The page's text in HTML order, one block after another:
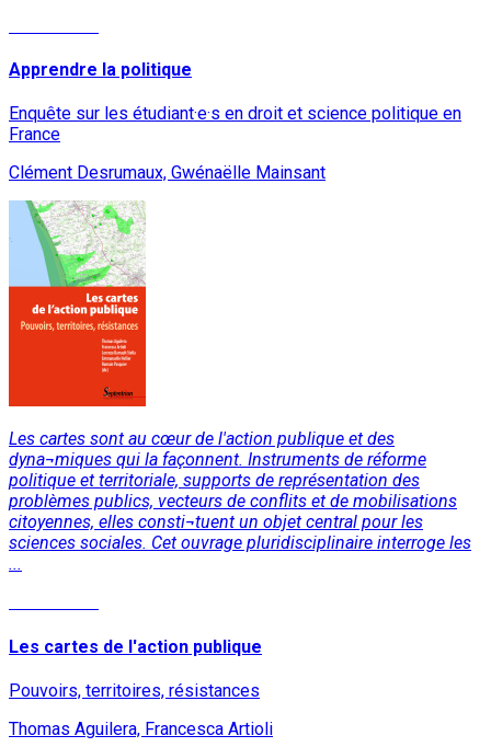
Apprendre la politique
Enquête sur les étudiant·e·s en droit et science politique en
France
Clément Desrumaux, Gwénaëlle Mainsant
Les cartes sont au cœur de l'action publique et des
dyna¬miques qui la façonnent. Instruments de réforme
politique et territoriale, supports de représentation des
problèmes publics, vecteurs de conflits et de mobilisations
citoyennes, elles consti¬tuent un objet central pour les
sciences sociales. Cet ouvrage pluridisciplinaire interroge les
...
Les cartes de l'action publique
Pouvoirs, territoires, résistances
Thomas Aguilera, Francesca Artioli